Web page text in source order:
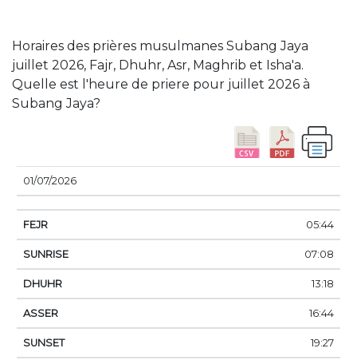
Horaires des prières musulmanes Subang Jaya
juillet 2026, Fajr, Dhuhr, Asr, Maghrib et Isha'a.
Quelle est l'heure de priere pour juillet 2026 à
Subang Jaya?
DATE
01/07/2026
05:44
07:08
13:18
16:44
19:27